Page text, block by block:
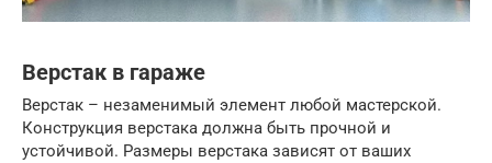
Верстак в гараже
Верстак – незаменимый элемент любой мастерской.
Конструкция верстака должна быть прочной и
устойчивой. Размеры верстака зависят от ваших